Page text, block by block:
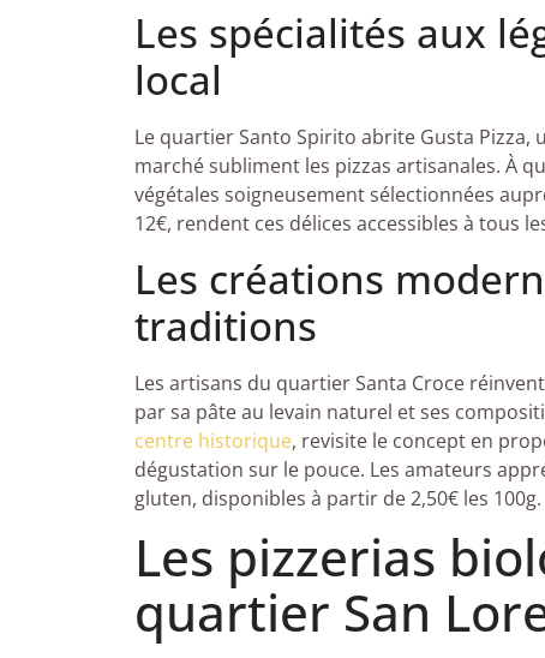
Les spécialités aux
local
Le quartier Santo Spirito abrite Gusta
marché subliment les pizzas artisanales. À
végétales soigneusement sélectionnées
12€, rendent ces délices accessibles à tous
Les créations
traditions
Les artisans du quartier Santa Croce
par sa pâte au levain naturel et ses
centre historique, revisite le concept en
dégustation sur le pouce. Les amateurs
gluten, disponibles à partir de 2,50€ les 100g.
Les pizzerias
quartier San